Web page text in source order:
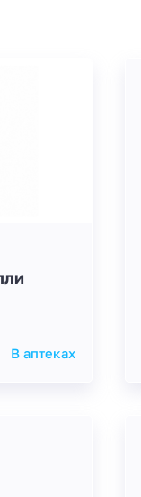
В аптеках